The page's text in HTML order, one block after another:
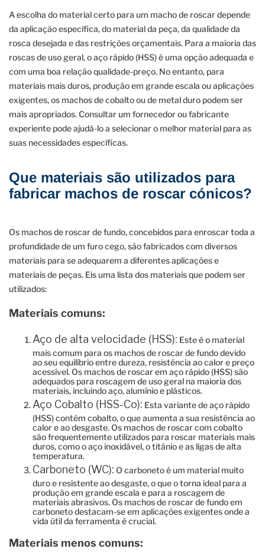
A escolha do material certo para um macho de roscar depende
da aplicação específica, do material da peça, da qualidade da
rosca desejada e das restrições orçamentais. Para a maioria das
roscas de uso geral, o aço rápido (HSS) é uma opção adequada e
com uma boa relação qualidade-preço. No entanto, para
materiais mais duros, produção em grande escala ou aplicações
exigentes, os machos de cobalto ou de metal duro podem ser
mais apropriados. Consultar um fornecedor ou fabricante
experiente pode ajudá-lo a selecionar o melhor material para as
suas necessidades específicas.
Que materiais são utilizados para
fabricar machos de roscar cónicos?
Os machos de roscar de fundo, concebidos para enroscar toda a
profundidade de um furo cego, são fabricados com diversos
materiais para se adequarem a diferentes aplicações e
materiais de peças. Eis uma lista dos materiais que podem ser
utilizados:
Materiais comuns:
Aço de alta velocidade (HSS): Este é o material
mais comum para os machos de roscar de fundo devido
ao seu equilíbrio entre dureza, resistência ao calor e preço
acessível. Os machos de roscar em aço rápido (HSS) são
adequados para roscagem de uso geral na maioria dos
materiais, incluindo aço, alumínio e plásticos.
Aço Cobalto (HSS-Co): Esta variante de aço rápido
(HSS) contém cobalto, o que aumenta a sua resistência ao
calor e ao desgaste. Os machos de roscar com cobalto
são frequentemente utilizados para roscar materiais mais
duros, como o aço inoxidável, o titânio e as ligas de alta
temperatura.
Carboneto (WC): O carboneto é um material muito
duro e resistente ao desgaste, o que o torna ideal para a
produção em grande escala e para a roscagem de
materiais abrasivos. Os machos de roscar de fundo em
carboneto destacam-se em aplicações exigentes onde a
vida útil da ferramenta é crucial.
Materiais menos comuns: